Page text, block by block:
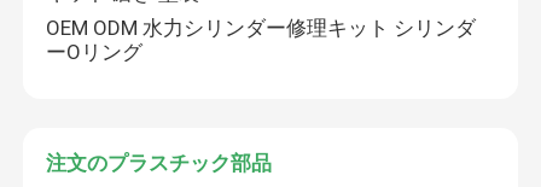
水圧シリンダのシール
OEM ODM 水力シリンダー修理キット シリンダ
ーOリング
注文のプラスチック部品